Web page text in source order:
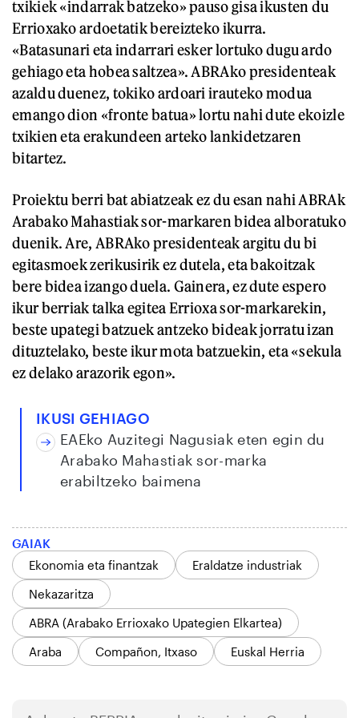
txikiek «indarrak batzeko» pauso gisa ikusten du
Errioxako ardoetatik bereizteko ikurra.
«Batasunari eta indarrari esker lortuko dugu ardo
gehiago eta hobea saltzea». ABRAko presidenteak
azaldu duenez, tokiko ardoari irauteko modua
emango dion «fronte batua» lortu nahi dute ekoizle
txikien eta erakundeen arteko lankidetzaren
bitartez.
Proiektu berri bat abiatzeak ez du esan nahi ABRAk
Arabako Mahastiak sor-markaren bidea alboratuko
duenik. Are, ABRAko presidenteak argitu du bi
egitasmoek zerikusirik ez dutela, eta bakoitzak
bere bidea izango duela. Gainera, ez dute espero
ikur berriak talka egitea Errioxa sor-markarekin,
beste upategi batzuek antzeko bideak jorratu izan
dituztelako, beste ikur mota batzuekin, eta «sekula
ez delako arazorik egon».
IKUSI GEHIAGO
EAEko Auzitegi Nagusiak eten egin du
Arabako Mahastiak sor-marka
erabiltzeko baimena
GAIAK
Ekonomia eta finantzak
Eraldatze industriak
Nekazaritza
ABRA (Arabako Errioxako Upategien Elkartea)
Araba
Compañon, Itxaso Euskal Herria